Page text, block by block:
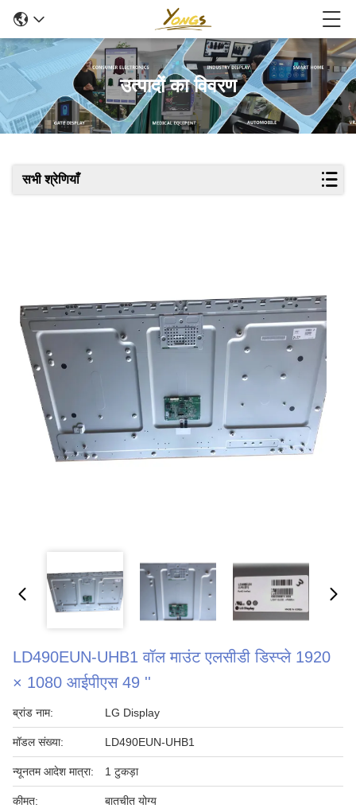
उत्पादों का विवरण
सभी श्रेणियाँ
LD490EUN-UHB1 वॉल माउंट एलसीडी डिस्प्ले 1920
× 1080 आईपीएस 49 ''
ब्रांड नाम: LG Display
मॉडल संख्या: LD490EUN-UHB1
न्यूनतम आदेश मात्रा: 1 टुकड़ा
कीमत: बातचीत योग्य